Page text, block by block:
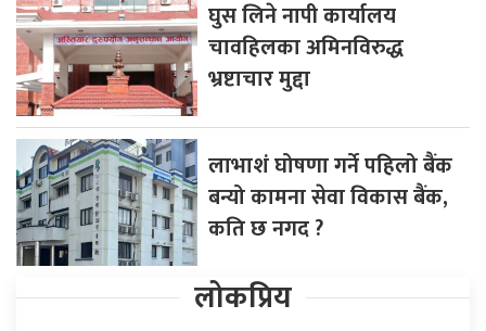
घुस लिने नापी कार्यालय
चावहिलका अमिनविरुद्ध
भ्रष्टाचार मुद्दा
लाभाशं घोषणा गर्ने पहिलो बैंक
बन्यो कामना सेवा विकास बैंक,
कति छ नगद ?
लोकप्रिय